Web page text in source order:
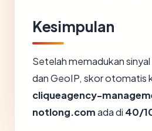
Kesimpulan
Setelah memadukan sinyal
dan GeoIP, skor otomatis
cliqueagency-
notlong.comada di 40/